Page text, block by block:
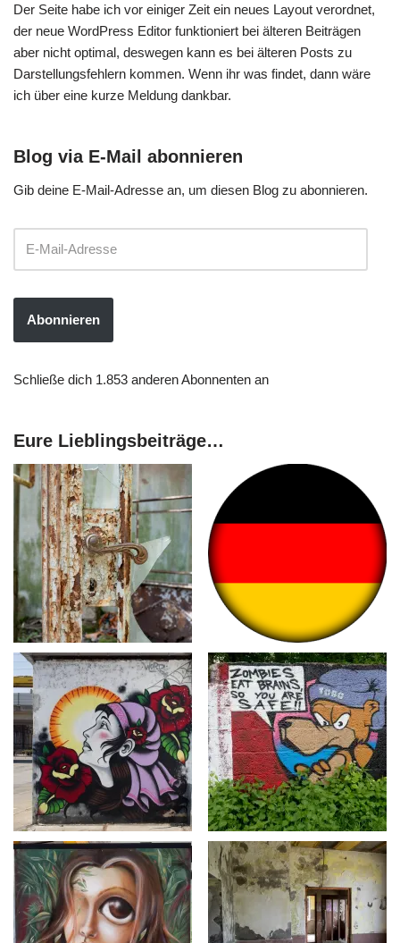
Der Seite habe ich vor einiger Zeit ein neues Layout verordnet,
der neue WordPress Editor funktioniert bei älteren Beiträgen
aber nicht optimal, deswegen kann es bei älteren Posts zu
Darstellungsfehlern kommen. Wenn ihr was findet, dann wäre
ich über eine kurze Meldung dankbar.
Blog via E-Mail abonnieren
Gib deine E-Mail-Adresse an, um diesen Blog zu abonnieren.
Abonnieren
Schließe dich 1.853 anderen Abonnenten an
Eure Lieblingsbeiträge…